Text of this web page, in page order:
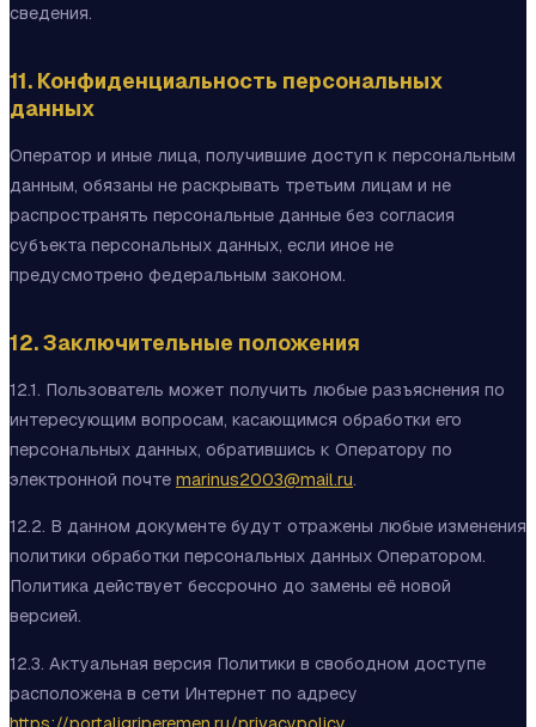
сведения.
11. Конфиденциальность персональных
данных
Оператор и иные лица, получившие доступ к персональным
данным, обязаны не раскрывать третьим лицам и не
распространять персональные данные без согласия
субъекта персональных данных, если иное не
предусмотрено федеральным законом.
12. Заключительные положения
12.1. Пользователь может получить любые разъяснения по
интересующим вопросам, касающимся обработки его
персональных данных, обратившись к Оператору по
электронной почте marinus2003@mail.ru.
12.2. В данном документе будут отражены любые изменения
политики обработки персональных данных Оператором.
Политика действует бессрочно до замены её новой
версией.
12.3. Актуальная версия Политики в свободном доступе
расположена в сети Интернет по адресу